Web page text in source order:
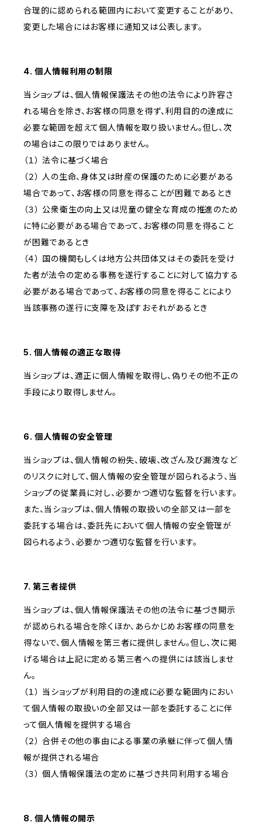
合理的に認められる範囲内において変更することがあり、
変更した場合にはお客様に通知又は公表します。
4. 個人情報利用の制限
当ショップは、個人情報保護法その他の法令により許容さ
れる場合を除き、お客様の同意を得ず、利用目的の達成に
必要な範囲を超えて個人情報を取り扱いません。但し、次
の場合はこの限りではありません。
（１） 法令に基づく場合
（２） 人の生命、身体又は財産の保護のために必要がある
場合であって、お客様の同意を得ることが困難であるとき
（３） 公衆衛生の向上又は児童の健全な育成の推進のため
に特に必要がある場合であって、お客様の同意を得ること
が困難であるとき
（４） 国の機関もしくは地方公共団体又はその委託を受け
た者が法令の定める事務を遂行することに対して協力する
必要がある場合であって、お客様の同意を得ることにより
当該事務の遂行に支障を及ぼすおそれがあるとき
5. 個人情報の適正な取得
当ショップは、適正に個人情報を取得し、偽りその他不正の
手段により取得しません。
6. 個人情報の安全管理
当ショップは、個人情報の紛失、破壊、改ざん及び漏洩など
のリスクに対して、個人情報の安全管理が図られるよう、当
ショップの従業員に対し、必要かつ適切な監督を行います。
また、当ショップは、個人情報の取扱いの全部又は一部を
委託する場合は、委託先において個人情報の安全管理が
図られるよう、必要かつ適切な監督を行います。
7. 第三者提供
当ショップは、個人情報保護法その他の法令に基づき開示
が認められる場合を除くほか、あらかじめお客様の同意を
得ないで、個人情報を第三者に提供しません。但し、次に掲
げる場合は上記に定める第三者への提供には該当しませ
ん。
（１） 当ショップが利用目的の達成に必要な範囲内におい
て個人情報の取扱いの全部又は一部を委託することに伴
って個人情報を提供する場合
（２） 合併その他の事由による事業の承継に伴って個人情
報が提供される場合
（３） 個人情報保護法の定めに基づき共同利用する場合
8. 個人情報の開示